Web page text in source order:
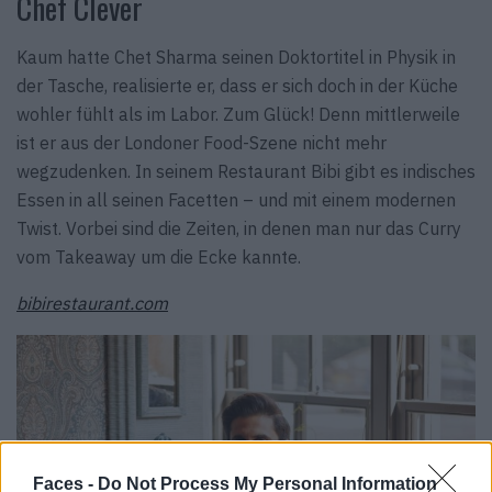
Faces - Do Not Process My Personal Information
Kaum hatte Chet Sharma seinen Doktortitel in Physik in
der Tasche, realisierte er, dass er sich doch in der Küche
wohler fühlt als im Labor. Zum Glück! Denn mittlerweile
ist er aus der Londoner Food-Szene nicht mehr
wegzudenken. In seinem Restaurant Bibi gibt es indisches
Essen in all seinen Facetten – und mit einem modernen
Twist. Vorbei sind die Zeiten, in denen man nur das Curry
vom Takeaway um die Ecke kannte.
bibirestaurant.com